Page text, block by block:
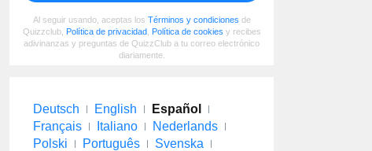
Al seguir usando, aceptas los Términos y condiciones de
Quizzclub, Política de privacidad, Política de cookies y recibes
adivinanzas y preguntas de QuizzClub a tu correo electrónico
diariamente.
Deutsch English
Español
Français
Italiano
Nederlands
Polski
Português
Svenska